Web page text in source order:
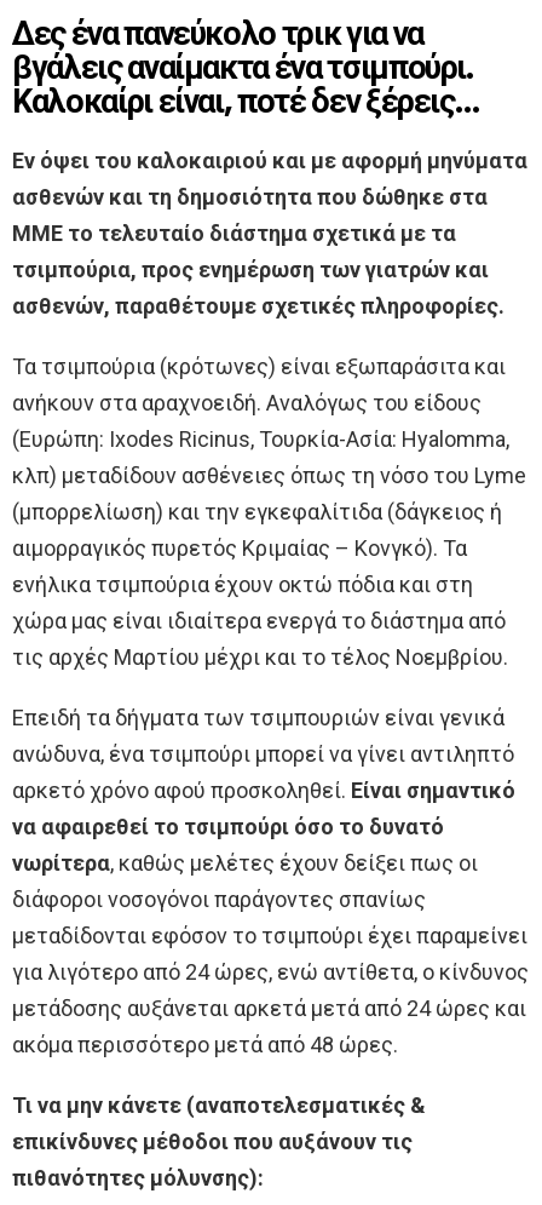
Δες ένα πανεύκολο τρικ για να
βγάλεις αναίμακτα ένα τσιμπούρι.
Καλοκαίρι είναι, ποτέ δεν ξέρεις…
Εν όψει του καλοκαιριού και με αφορμή μηνύματα
ασθενών και τη δημοσιότητα που δώθηκε στα
ΜΜΕ το τελευταίο διάστημα σχετικά με τα
τσιμπούρια, προς ενημέρωση των γιατρών και
ασθενών, παραθέτουμε σχετικές πληροφορίες.
Τα τσιμπούρια (κρότωνες) είναι εξωπαράσιτα και
ανήκουν στα αραχνοειδή. Αναλόγως του είδους
(Ευρώπη: Ixodes Ricinus, Τουρκία-Ασία: Hyalomma,
κλπ) μεταδίδουν ασθένειες όπως τη νόσο του Lyme
(μπορρελίωση) και την εγκεφαλίτιδα (δάγκειος ή
αιμορραγικός πυρετός Κριμαίας – Κονγκό). Τα
ενήλικα τσιμπούρια έχουν οκτώ πόδια και στη
χώρα μας είναι ιδιαίτερα ενεργά το διάστημα από
τις αρχές Μαρτίου μέχρι και το τέλος Νοεμβρίου.
Επειδή τα δήγματα των τσιμπουριών είναι γενικά
ανώδυνα, ένα τσιμπούρι μπορεί να γίνει αντιληπτό
αρκετό χρόνο αφού προσκοληθεί. Είναι σημαντικό
να αφαιρεθεί το τσιμπούρι όσο το δυνατό
νωρίτερα, καθώς μελέτες έχουν δείξει πως οι
διάφοροι νοσογόνοι παράγοντες σπανίως
μεταδίδονται εφόσον το τσιμπούρι έχει παραμείνει
για λιγότερο από 24 ώρες, ενώ αντίθετα, ο κίνδυνος
μετάδοσης αυξάνεται αρκετά μετά από 24 ώρες και
ακόμα περισσότερο μετά από 48 ώρες.
Τι να μην κάνετε (αναποτελεσματικές &
επικίνδυνες μέθοδοι που αυξάνουν τις
πιθανότητες μόλυνσης):